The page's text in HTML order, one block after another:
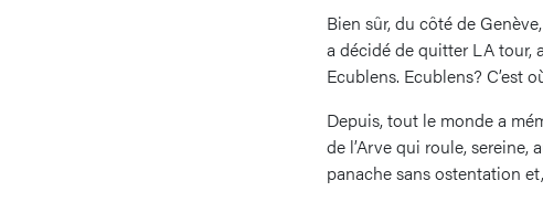
Bien sûr, du côté de
a décidé de quitter LA tour,
Ecublens. Ecublens? C’est
Depuis, tout le monde a
de l’Arve qui roule,
panache sans ostentation